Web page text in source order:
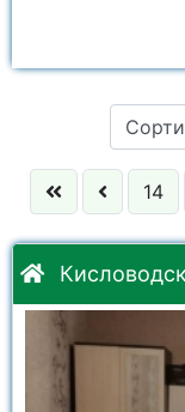
Площадь общая:
Улица:
Этаж:
Район:
14